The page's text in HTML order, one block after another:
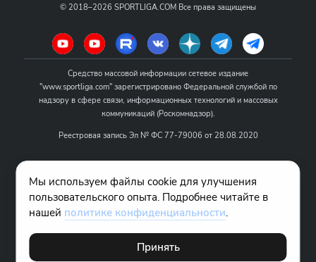
© 2018–2026 SPORTLIGA.COM Все права защищены
Средство массовой информации сетевое издание
"www.sportliga.com" зарегистрировано Федеральной службой по
надзору в сфере связи, информационных технологий и массовых
коммуникаций (Роскомнадзор).
Реестровая запись Эл № ФС 77-79006 от 28.08.2020
Название - www.sportliga.com
Учредитель СМИ сетевого издания "www.sportliga.com": ИП Чамин
О.Н.
Главный редактор СМИ сетевого издания "www.sportliga.com":
Хаимов Д.И.
Мы используем файлы cookie для улучшения
пользовательского опыта. Подробнее читайте в
нашей политике конфиденциальности.
Принять